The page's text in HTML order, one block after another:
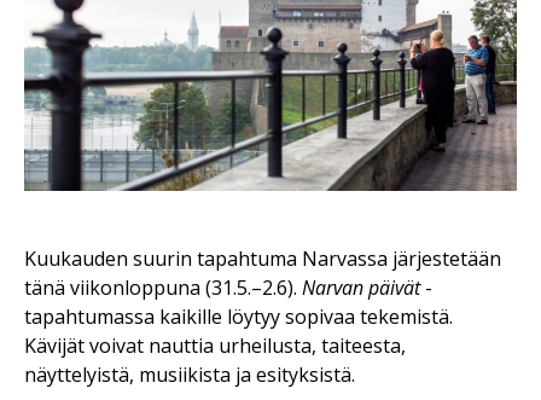
Kuukauden suurin tapahtuma Narvassa järjestetään
tänä viikonloppuna (31.5.–2.6). Narvan päivät-
tapahtumassa kaikille löytyy sopivaa tekemistä.
Kävijät voivat nauttia urheilusta, taiteesta,
näyttelyistä, musiikista ja esityksistä.